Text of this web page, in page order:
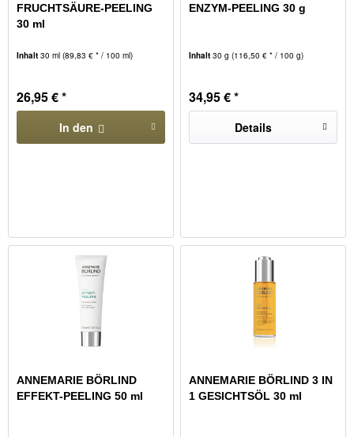
FRUCHTSÄURE-PEELING
30 ml
Inhalt30 ml(89,83 € * / 100 ml)
26,95 € *
In den
ENZYM-PEELING 30 g
Inhalt30 g(116,50 € * / 100 g)
34,95 € *
Details
ANNEMARIE BÖRLIND
EFFEKT-PEELING 50 ml
ANNEMARIE BÖRLIND 3 IN
1 GESICHTSÖL 30 ml